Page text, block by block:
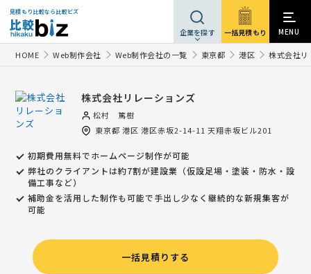
見積もり比較なら比較ビズ
企業を探す 一括見積もり MENU
HOME Web制作会社 Web制作会社の一覧 東京都 港区 株式会社
株式会社リレーションズ
松村 篤樹
東京都 港区 港区赤坂2-14-11 天翔赤坂ビル201
初期費用無料でホームページ制作が可能
弊社のクライアントは約7割が建設業（仮設足場・塗装・防水・設
備工事など）
補助金を活用した制作も可能で手出し少なく継続的な新規集客が
可能
一括見積りする